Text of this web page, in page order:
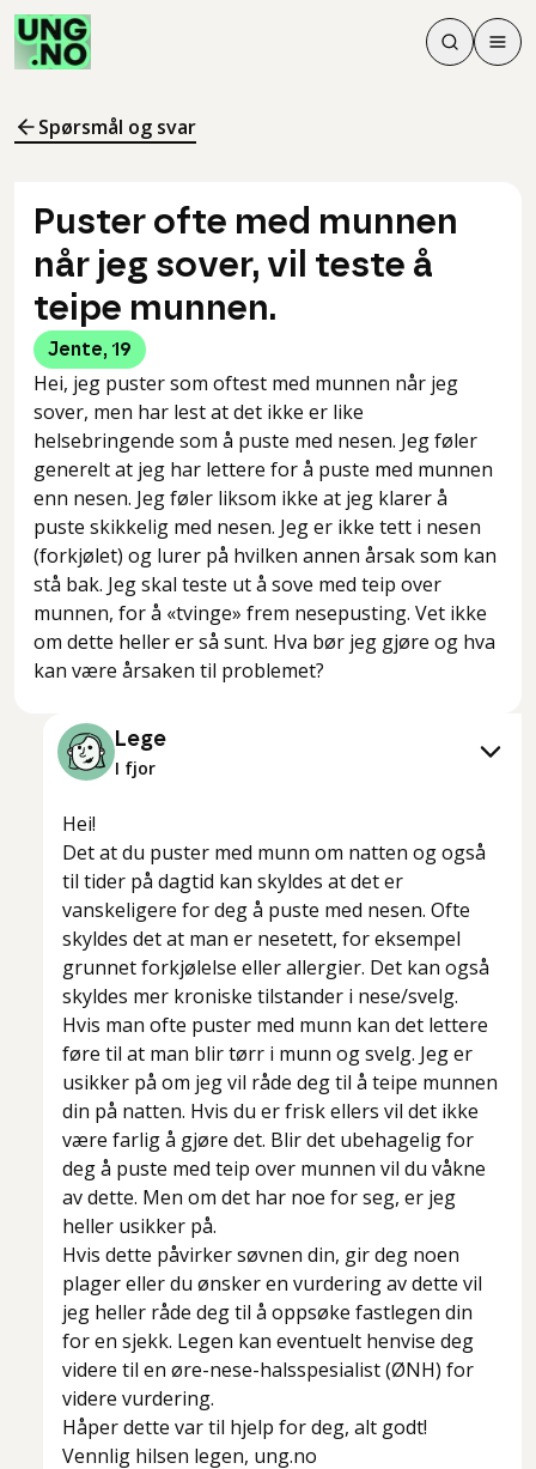
Søk
Søk
Meny
Spørsmål og svar
Puster ofte med munnen
når jeg sover, vil teste å
teipe munnen.
Jente, 19
Hei, jeg puster som oftest med munnen når jeg
sover, men har lest at det ikke er like
helsebringende som å puste med nesen. Jeg føler
generelt at jeg har lettere for å puste med munnen
enn nesen. Jeg føler liksom ikke at jeg klarer å
puste skikkelig med nesen. Jeg er ikke tett i nesen
(forkjølet) og lurer på hvilken annen årsak som kan
stå bak. Jeg skal teste ut å sove med teip over
munnen, for å «tvinge» frem nesepusting. Vet ikke
om dette heller er så sunt. Hva bør jeg gjøre og hva
kan være årsaken til problemet?
Lege
I fjor
Hei!
Det at du puster med munn om natten og også
til tider på dagtid kan skyldes at det er
vanskeligere for deg å puste med nesen. Ofte
skyldes det at man er nesetett, for eksempel
grunnet forkjølelse eller allergier. Det kan også
skyldes mer kroniske tilstander i nese/svelg.
Hvis man ofte puster med munn kan det lettere
føre til at man blir tørr i munn og svelg. Jeg er
usikker på om jeg vil råde deg til å teipe munnen
din på natten. Hvis du er frisk ellers vil det ikke
være farlig å gjøre det. Blir det ubehagelig for
deg å puste med teip over munnen vil du våkne
av dette. Men om det har noe for seg, er jeg
heller usikker på.
Hvis dette påvirker søvnen din, gir deg noen
plager eller du ønsker en vurdering av dette vil
jeg heller råde deg til å oppsøke fastlegen din
for en sjekk. Legen kan eventuelt henvise deg
videre til en øre-nese-halsspesialist (ØNH) for
videre vurdering.
Håper dette var til hjelp for deg, alt godt!
Vennlig hilsen legen, ung.no